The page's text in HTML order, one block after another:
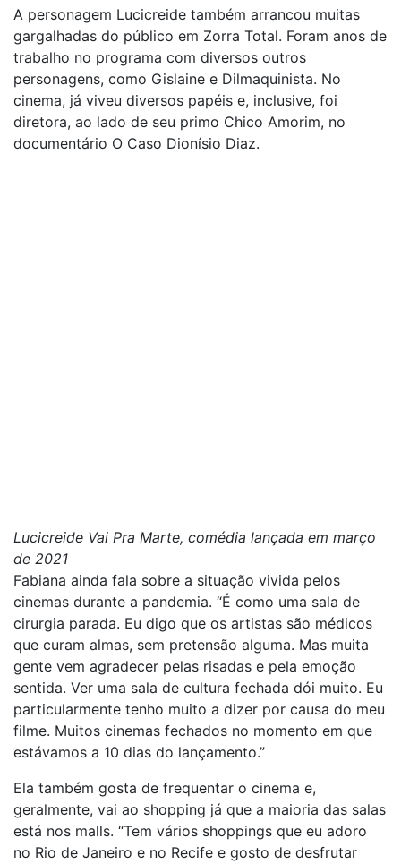
A personagem Lucicreide também arrancou muitas
gargalhadas do público em Zorra Total. Foram anos de
trabalho no programa com diversos outros
personagens, como Gislaine e Dilmaquinista. No
cinema, já viveu diversos papéis e, inclusive, foi
diretora, ao lado de seu primo Chico Amorim, no
documentário O Caso Dionísio Diaz.
Lucicreide Vai Pra Marte, comédia lançada em março
de 2021
Fabiana ainda fala sobre a situação vivida pelos
cinemas durante a pandemia. “É como uma sala de
cirurgia parada. Eu digo que os artistas são médicos
que curam almas, sem pretensão alguma. Mas muita
gente vem agradecer pelas risadas e pela emoção
sentida. Ver uma sala de cultura fechada dói muito. Eu
particularmente tenho muito a dizer por causa do meu
filme. Muitos cinemas fechados no momento em que
estávamos a 10 dias do lançamento.”
Ela também gosta de frequentar o cinema e,
geralmente, vai ao shopping já que a maioria das salas
está nos malls. “Tem vários shoppings que eu adoro
no Rio de Janeiro e no Recife e gosto de desfrutar